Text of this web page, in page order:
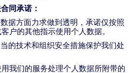
同承诺：
据方面力求做到透明，承诺仅按照
户的其他指示使用个人数据。
的技术和组织安全措施保护我们处
我们的服务处理个人数据所附带的